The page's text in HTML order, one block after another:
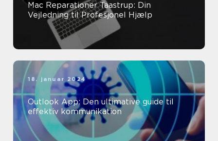
Mac Reparationer Taastrup: Din
Vejledning til Profesjonel Hjælp
18. januar 2024
Outlook App: Den ultimative guide til
effektiv kommunikation